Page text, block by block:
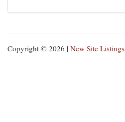
Copyright © 2026 | New Site Listings